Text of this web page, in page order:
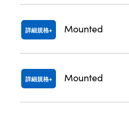
詳細規格 Mounted
詳細規格 Mounted